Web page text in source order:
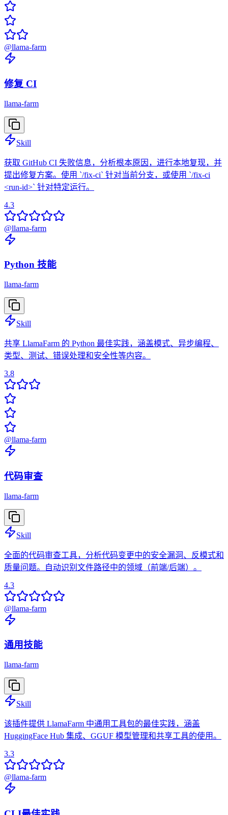
@llama-farm
修复 CI
llama-farm
Skill
获取 GitHub CI 失败信息，分析根本原因，进行本地复现，并
提出修复方案。使用 `/fix-ci` 针对当前分支，或使用 `/fix-ci
<run-id>` 针对特定运行。
4.3
@llama-farm
Python 技能
llama-farm
Skill
共享 LlamaFarm 的 Python 最佳实践，涵盖模式、异步编程、
类型、测试、错误处理和安全性等内容。
3.8
@llama-farm
代码审查
llama-farm
Skill
全面的代码审查工具，分析代码变更中的安全漏洞、反模式和
质量问题。自动识别文件路径中的领域（前端/后端）。
4.3
@llama-farm
通用技能
llama-farm
Skill
该插件提供 LlamaFarm 中通用工具包的最佳实践，涵盖
HuggingFace Hub 集成、GGUF 模型管理和共享工具的使用。
3.3
@llama-farm